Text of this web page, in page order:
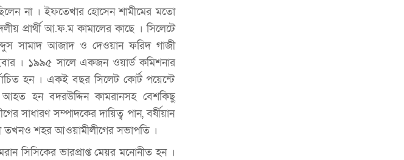
না । ইফতেখার হোসেন শামীমের মতো
প্রার্থী আ.ফ.ম কামালের কাছে । সিলেটে
সামাদ আজাদ ও দেওয়ান ফরিদ গাজী
। ১৯৯৫ সালে একজন ওয়ার্ড কমিশনার
হন । একই বছর সিলেট কোর্ট পয়েন্টে
হন বদরউদ্দিন কামরানসহ বেশকিছু
সাধারণ সম্পাদকের দায়িত্ব পান, বর্ষীয়ান
তখনও শহর আওয়ামীলীগের সভাপতি ।
সিসিকের ভারপ্রাপ্ত মেয়র মনোনীত হন ।